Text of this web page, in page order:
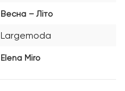
Весна – Літо
Largemoda
Elena Miro